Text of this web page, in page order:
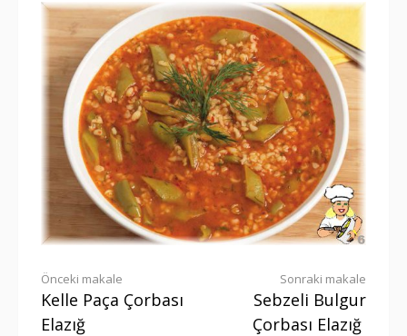
Okumaya
devam
Önceki makale
Kelle Paça Çorbası
Elazığ
Sonraki makale
Sebzeli Bulgur
Çorbası Elazığ